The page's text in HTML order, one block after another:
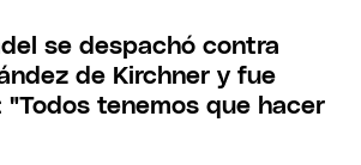
se despachó contra
de Kirchner y fue
tenemos que hacer